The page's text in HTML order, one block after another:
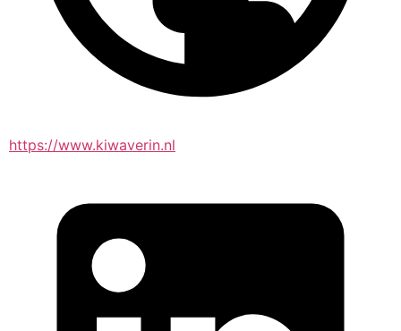
https://www.kiwaverin.nl